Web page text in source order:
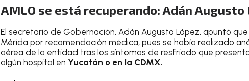
AMLO se está recuperando: Adán Augusto
El secretario de Gobernación, Adán Augusto López, apuntó
Mérida por recomendación médica, pues se había realizado
aérea de la entidad tras los síntomas de resfriado que
algún hospital en Yucatán o en la CDMX.